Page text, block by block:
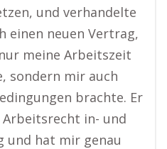
und verhandelte
einen neuen Vertrag,
meine Arbeitszeit
sondern mir auch
brachte. Er
Arbeitsrecht in- und
und hat mir genau